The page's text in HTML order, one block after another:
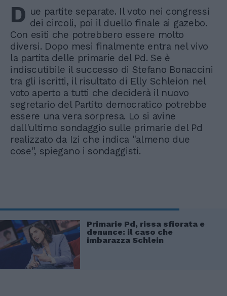
D ue partite separate. Il voto nei congressi
dei circoli, poi il duello finale ai gazebo.
Con esiti che potrebbero essere molto
diversi. Dopo mesi finalmente entra nel vivo
la partita delle primarie del Pd. Se è
indiscutibile il successo di Stefano Bonaccini
tra gli iscritti, il risultato di Elly Schleion nel
voto aperto a tutti che deciderà il nuovo
segretario del Partito democratico potrebbe
essere una vera sorpresa. Lo si avine
dall'ultimo sondaggio sulle primarie del Pd
realizzato da Izi che indica "almeno due
cose", spiegano i sondaggisti.
Primarie Pd, rissa sfiorata e
denunce: il caso che
imbarazza Schlein